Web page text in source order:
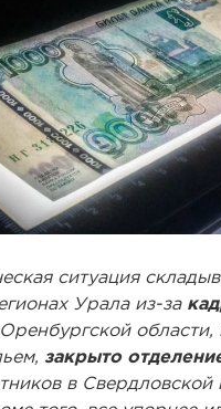
ситуация
Урала из-за
области,
закрыто
в Свердловской